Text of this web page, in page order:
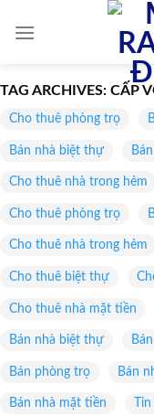
TAG ARCHIVES: CẤP
Cho thuê phòng trọ
Bán nhà biệt thự
Cho thuê nhà trong hẻm
Cho thuê phòng trọ
Cho thuê nhà trong hẻm
Cho thuê biệt thự
Cho thuê nhà mặt tiền
Bán nhà biệt thự
Bán phòng trọ Bán
Bán nhà mặt tiền